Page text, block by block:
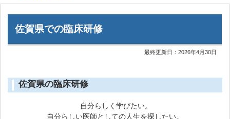
佐賀県での臨床研修
最終更新日：2026年4月30日
佐賀県の臨床研修
自分らしく学びたい。
自分らしい医師としての人生を探したい。